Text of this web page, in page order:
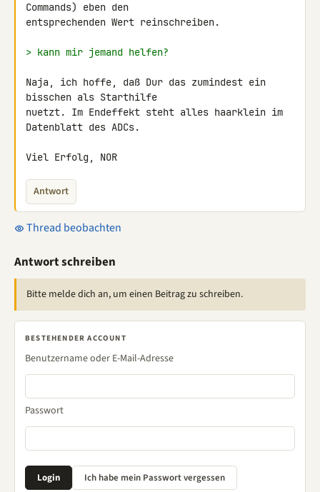
Commands) eben den
entsprechenden Wert reinschreiben.
> kann mir jemand helfen?
Naja, ich hoffe, daß Dur das zumindest ein
bisschen als Starthilfe
nuetzt. Im Endeffekt steht alles haarklein im
Datenblatt des ADCs.
Viel Erfolg, NOR
Antwort
Thread beobachten
Antwort schreiben
Bitte melde dich an, um einen Beitrag zu schreiben.
BESTEHENDER ACCOUNT
Benutzername oder E-Mail-Adresse
Passwort